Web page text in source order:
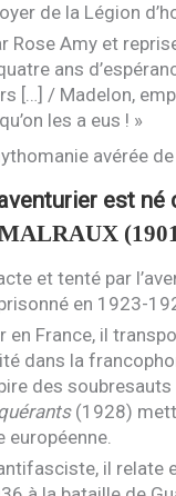
de la Légion
Rose Amy et
ans
[…] / Madelon,
les a eus ! »
avérée
est né
et tenté par
en 1923-
en France, il
dans la
des
(1928)
européenne.
il relate